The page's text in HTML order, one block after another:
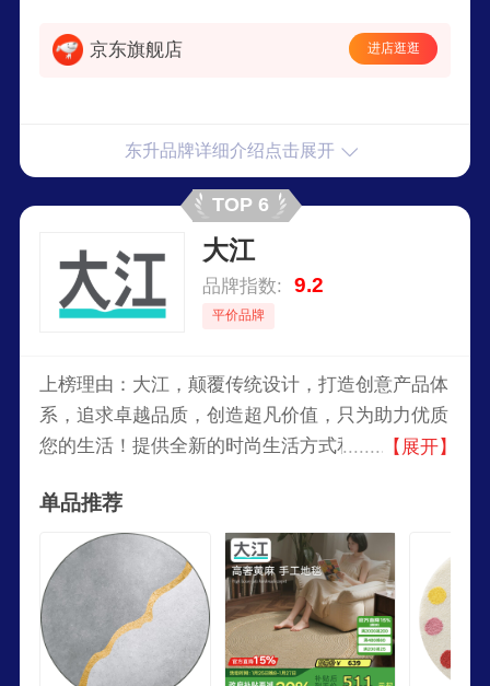
京东旗舰店 进店逛逛
东升品牌详细介绍点击展开
TOP 6
大江
品牌指数: 9.2
平价品牌
上榜理由：大江，颠覆传统设计，打造创意产品体
系，追求卓越品质，创造超凡价值，只为助力优质
您的生活！提供全新的时尚生活方式和舒适的家居
活！
【展开】
单品推荐